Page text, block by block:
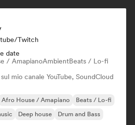
Twitch
date
/ AmapianoAmbientBeats / Lo-fi
mio canale YouTube, SoundCloud
Afro House / Amapiano
Beats / Lo-fi
Deep house Drum and Bass